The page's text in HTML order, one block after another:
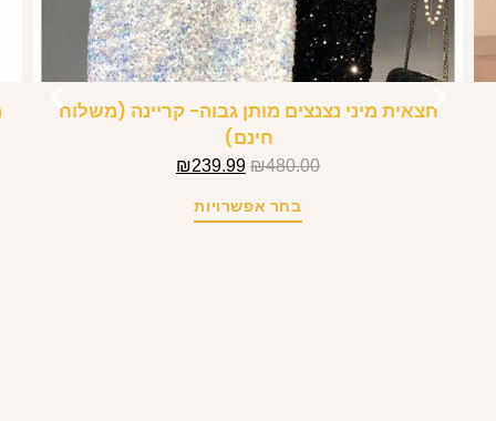
חצאית מיני נצנצים מותן גבוה- קריינה (משלוח
חינם)
₪480.00
₪239.99
בחר אפשרויות